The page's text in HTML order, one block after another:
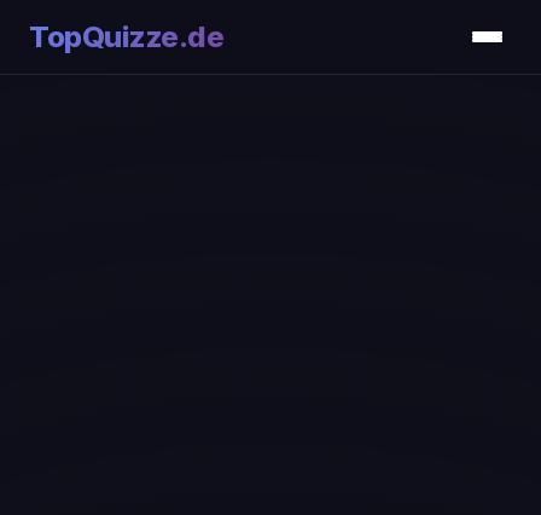
TopQuizze.de